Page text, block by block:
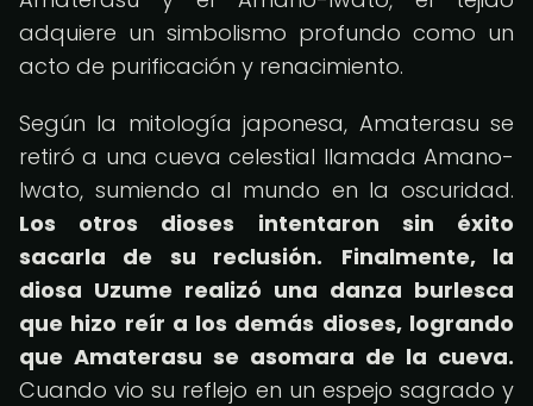
adquiere un simbolismo profundo como un
acto de purificación y renacimiento.
Según la mitología japonesa, Amaterasu se
retiró a una cueva celestial llamada Amano-
Iwato, sumiendo al mundo en la oscuridad.
Los otros dioses intentaron sin éxito
sacarla de su reclusión.
Finalmente, la
diosa Uzume realizó una danza burlesca
que hizo reír a los demás dioses, logrando
que Amaterasu se asomara de la cueva.
Cuando vio su reflejo en un espejo sagrado y